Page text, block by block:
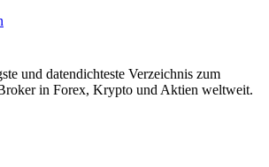
und datendichteste Verzeichnis zum
in Forex, Krypto und Aktien weltweit.